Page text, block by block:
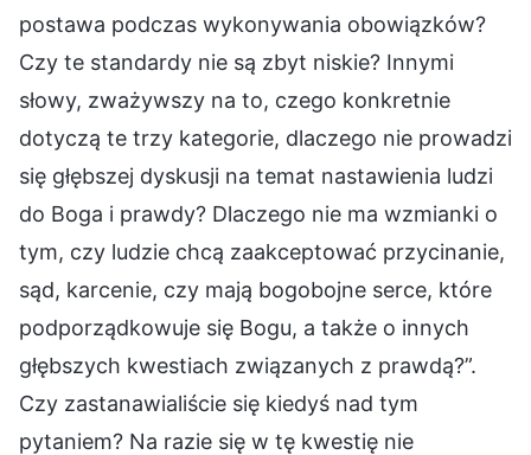
postawa podczas wykonywania obowiązków?
Czy te standardy nie są zbyt niskie? Innymi
słowy, zważywszy na to, czego konkretnie
dotyczą te trzy kategorie, dlaczego nie prowadzi
się głębszej dyskusji na temat nastawienia ludzi
do Boga i prawdy? Dlaczego nie ma wzmianki o
tym, czy ludzie chcą zaakceptować przycinanie,
sąd, karcenie, czy mają bogobojne serce, które
podporządkowuje się Bogu, a także o innych
głębszych kwestiach związanych z prawdą?”.
Czy zastanawialiście się kiedyś nad tym
pytaniem? Na razie się w tę kwestię nie